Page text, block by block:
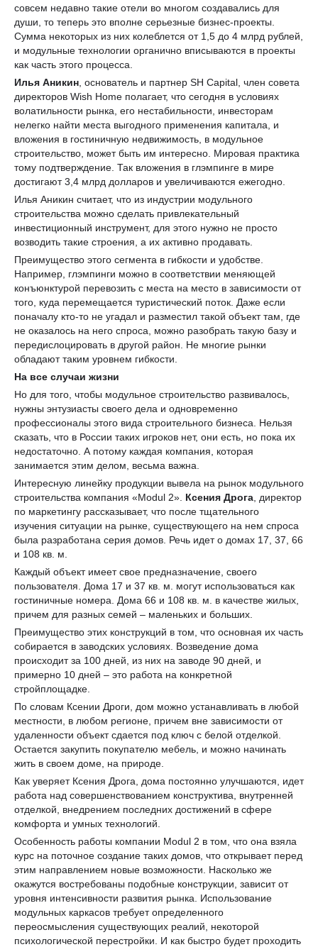
совсем недавно такие отели во многом создавались для
души, то теперь это вполне серьезные бизнес-проекты.
Сумма некоторых из них колеблется от 1,5 до 4 млрд рублей,
и модульные технологии органично вписываются в проекты
как часть этого процесса.
Илья Аникин , основатель и партнер SH Capital, член совета
директоров Wish Home полагает, что сегодня в условиях
волатильности рынка, его нестабильности, инвесторам
нелегко найти места выгодного применения капитала, и
вложения в гостиничную недвижимость, в модульное
строительство, может быть им интересно. Мировая практика
тому подтверждение. Так вложения в глэмпинге в мире
достигают 3,4 млрд долларов и увеличиваются ежегодно.
Илья Аникин считает, что из индустрии модульного
строительства можно сделать привлекательный
инвестиционный инструмент, для этого нужно не просто
возводить такие строения, а их активно продавать.
Преимущество этого сегмента в гибкости и удобстве.
Например, глэмпинги можно в соответствии меняющей
конъюнктурой перевозить с места на место в зависимости от
того, куда перемещается туристический поток. Даже если
поначалу кто-то не угадал и разместил такой объект там, где
не оказалось на него спроса, можно разобрать такую базу и
передислоцировать в другой район. Не многие рынки
обладают таким уровнем гибкости.
На все случаи жизни
Но для того, чтобы модульное строительство развивалось,
нужны энтузиасты своего дела и одновременно
профессионалы этого вида строительного бизнеса. Нельзя
сказать, что в России таких игроков нет, они есть, но пока их
недостаточно. А потому каждая компания, которая
занимается этим делом, весьма важна.
Интересную линейку продукции вывела на рынок модульного
строительства компания «Modul 2». Ксения Дрога , директор
по маркетингу рассказывает, что после тщательного
изучения ситуации на рынке, существующего на нем спроса
была разработана серия домов. Речь идет о домах 17, 37, 66
и 108 кв. м.
Каждый объект имеет свое предназначение, своего
пользователя. Дома 17 и 37 кв. м. могут использоваться как
гостиничные номера. Дома 66 и 108 кв. м. в качестве жилых,
причем для разных семей – маленьких и больших.
Преимущество этих конструкций в том, что основная их часть
собирается в заводских условиях. Возведение дома
происходит за 100 дней, из них на заводе 90 дней, и
примерно 10 дней – это работа на конкретной
стройплощадке.
По словам Ксении Дроги, дом можно устанавливать в любой
местности, в любом регионе, причем вне зависимости от
удаленности объект сдается под ключ с белой отделкой.
Остается закупить покупателю мебель, и можно начинать
жить в своем доме, на природе.
Как уверяет Ксения Дрога, дома постоянно улучшаются, идет
работа над совершенствованием конструктива, внутренней
отделкой, внедрением последних достижений в сфере
комфорта и умных технологий.
Особенность работы компании Modul 2 в том, что она взяла
курс на поточное создание таких домов, что открывает перед
этим направлением новые возможности. Насколько же
окажутся востребованы подобные конструкции, зависит от
уровня интенсивности развития рынка. Использование
модульных каркасов требует определенного
переосмысления существующих реалий, некоторой
психологической перестройки. И как быстро будет проходить